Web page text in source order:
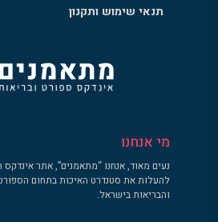
תנאי שימוש ותקנון
מי אנחנו
נעים מאוד, אנחנו “מתאמנים”, אתר אינדקס
להעלות את סטנדרט האיכות בתחום
והבריאות בישראל.